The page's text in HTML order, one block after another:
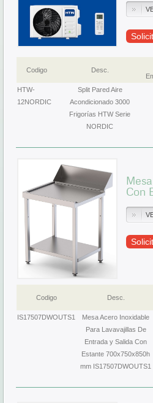
Codigo Desc.
HTW-
12NORDIC
Split Pared Aire
Acondicionado 3000
Frigorías HTW Serie
NORDIC
Con
Codigo Desc.
IS17507DWOUTS1
Mesa Acero Inoxidable
Para Lavavajillas De
Entrada y Salida Con
Estante 700x750x850h
mm IS17507DWOUTS1